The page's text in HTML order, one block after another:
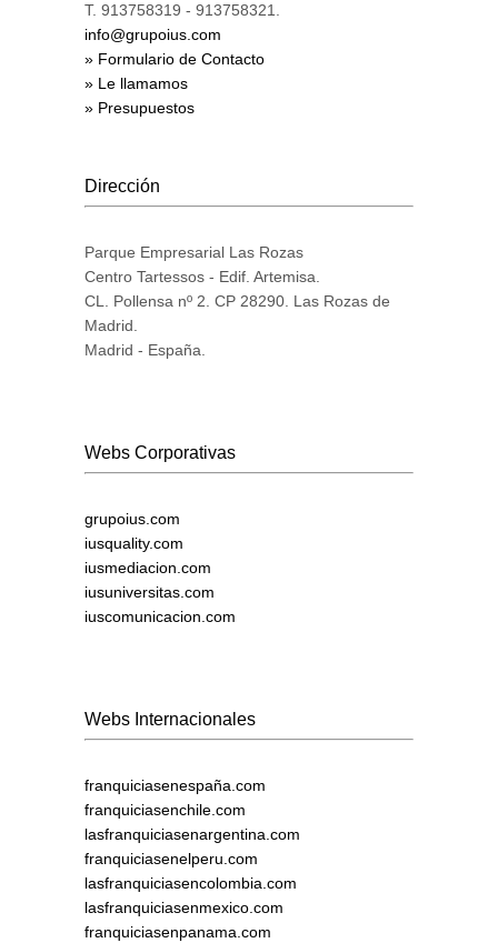
T. 913758319 - 913758321.
info@grupoius.com
» Formulario de Contacto
» Le llamamos
» Presupuestos
Dirección
Parque Empresarial Las Rozas
Centro Tartessos - Edif. Artemisa.
CL. Pollensa nº 2. CP 28290. Las Rozas de
Madrid.
Madrid - España.
Webs Corporativas
grupoius.com
iusquality.com
iusmediacion.com
iusuniversitas.com
iuscomunicacion.com
Webs Internacionales
franquiciasenespaña.com
franquiciasenchile.com
lasfranquiciasenargentina.com
franquiciasenelperu.com
lasfranquiciasencolombia.com
lasfranquiciasenmexico.com
franquiciasenpanama.com